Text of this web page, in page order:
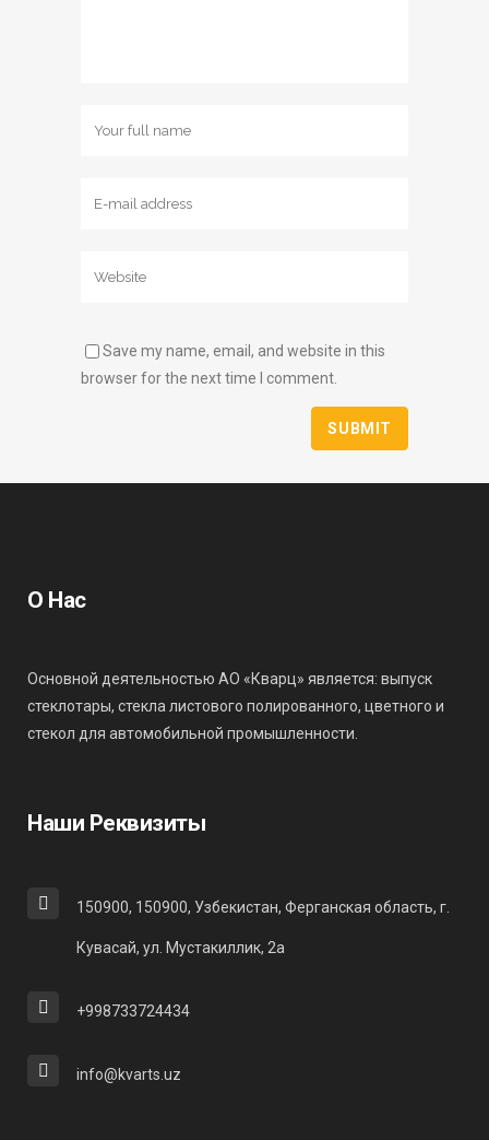
Save my name, email, and website in this
browser for the next time I comment.
О Нас
Основной деятельностью АО «Кварц» является: выпуск
стеклотары, стекла листового полированного, цветного и
стекол для автомобильной промышленности.
Наши Реквизиты
150900, 150900, Узбекистан, Ферганская область, г.
Кувасай, ул. Мустакиллик, 2а
+998733724434
info@kvarts.uz